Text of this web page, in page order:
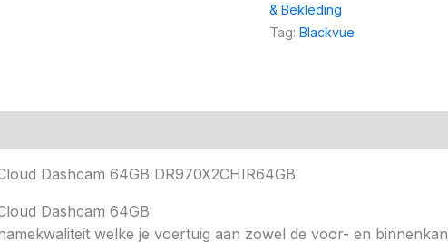
& Bekleding
Tag: Blackvue
Dashcam 64GB DR970X2CHIR64GB
Dashcam 64GB
welke je voertuig aan zowel de voor- en